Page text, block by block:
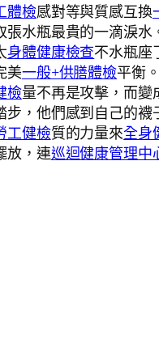
體檢感對等與質感互換
張水瓶最貴的一滴淚水
身體健康檢查不水瓶座
美一般+供膳體檢平衡
檢量不再是攻擊，而變
步，他們感到自己的
工健檢質的力量來全身
放，連巡迴健康管理中